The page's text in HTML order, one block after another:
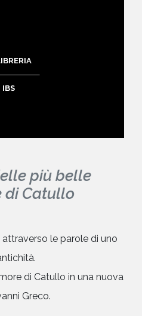
IBS
più belle
di Catullo
le parole di uno
di Catullo in una nuova
Greco.